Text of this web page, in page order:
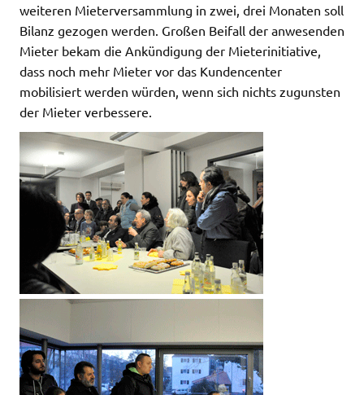
weiteren Mieterversammlung in zwei, drei Monaten soll
Bilanz gezogen werden. Großen Beifall der anwesenden
Mieter bekam die Ankündigung der Mieterinitiative,
dass noch mehr Mieter vor das Kundencenter
mobilisiert werden würden, wenn sich nichts zugunsten
der Mieter verbessere.